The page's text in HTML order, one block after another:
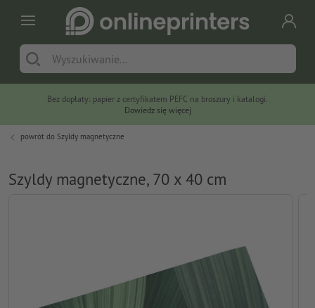
Bez dopłaty: papier z certyfikatem PEFC na broszury i katalogi.
Dowiedz się więcej
powrót do Szyldy magnetyczne
Szyldy magnetyczne, 70 x 40 cm